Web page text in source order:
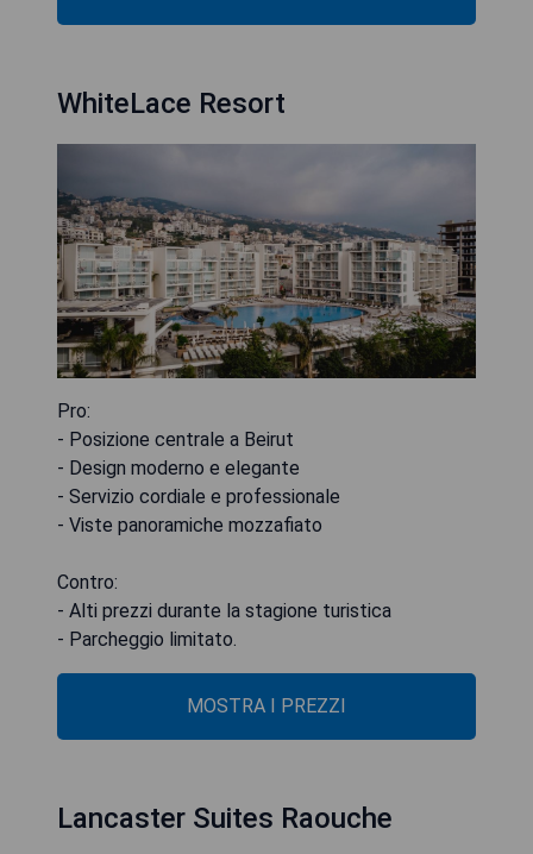
WhiteLace Resort
Pro:
- Posizione centrale a Beirut
- Design moderno e elegante
- Servizio cordiale e professionale
- Viste panoramiche mozzafiato
Contro:
- Alti prezzi durante la stagione turistica
- Parcheggio limitato.
MOSTRA I PREZZI
Lancaster Suites Raouche